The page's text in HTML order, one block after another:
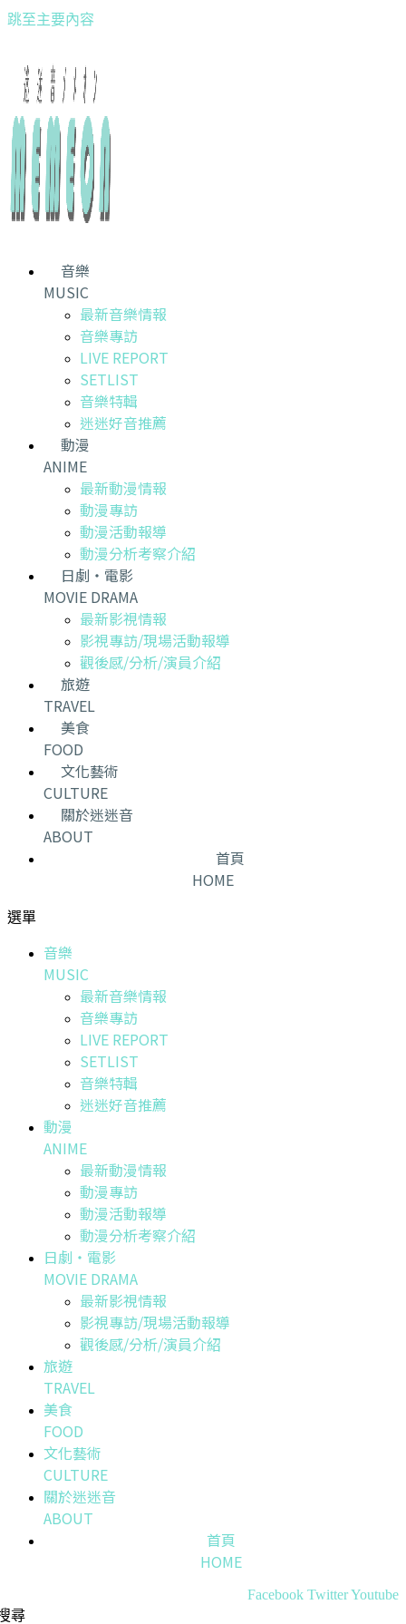
跳至主要內容
音樂
MUSIC
最新音樂情報
音樂專訪
LIVE REPORT
SETLIST
音樂特輯
迷迷好音推薦
動漫
ANIME
最新動漫情報
動漫專訪
動漫活動報導
動漫分析考察介紹
日劇・電影
MOVIE DRAMA
最新影視情報
影視專訪/現場活動報導
觀後感/分析/演員介紹
旅遊
TRAVEL
美食
FOOD
文化藝術
CULTURE
關於迷迷音
ABOUT
首頁
HOME
選單
音樂
MUSIC
最新音樂情報
音樂專訪
LIVE REPORT
SETLIST
音樂特輯
迷迷好音推薦
動漫
ANIME
最新動漫情報
動漫專訪
動漫活動報導
動漫分析考察介紹
日劇・電影
MOVIE DRAMA
最新影視情報
影視專訪/現場活動報導
觀後感/分析/演員介紹
旅遊
TRAVEL
美食
FOOD
文化藝術
CULTURE
關於迷迷音
ABOUT
首頁
HOME
Facebook TwitterYoutube
尋